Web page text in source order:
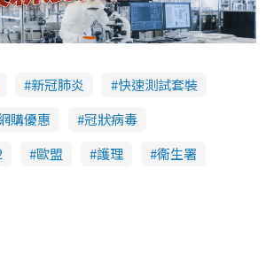
新冠肺炎
快速測試套裝
購優惠
冠狀病毒
歐盟 護理
衞生署